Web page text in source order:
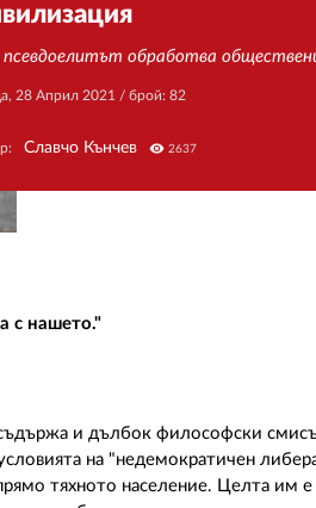
псевдоелитът обработва
28 Април 2021 / брой: 82
Славчо Кънчев visibility2637
с нашето."
и дълбок философски
на "недемократичен
тяхното население. Целта им е